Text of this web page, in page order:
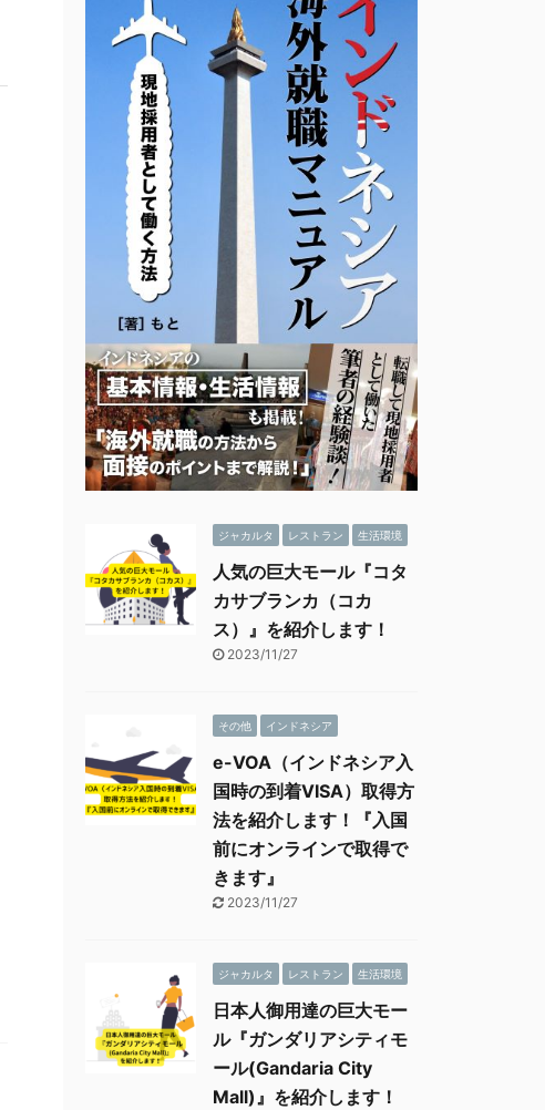
ジャカルタ レストラン 生活環境
人気の巨大モール『コタ
カサブランカ（コカ
ス）』を紹介します！
2023/11/27
その他 インドネシア
e-VOA（インドネシア入
国時の到着VISA）取得方
法を紹介します！『入国
前にオンラインで取得で
きます』
2023/11/27
ジャカルタ レストラン 生活環境
日本人御用達の巨大モー
ル『ガンダリアシティモ
ール(Gandaria City
Mall)』を紹介します！